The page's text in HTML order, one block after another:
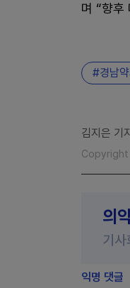
며 “향후
경남
김지은
Copyright
의
기
익명 댓글